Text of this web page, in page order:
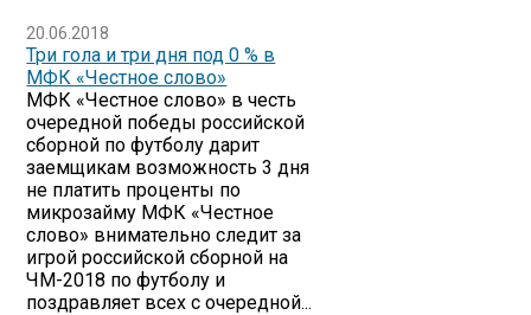
20.06.2018
Три гола и три дня под 0 % в
МФК «Честное слово»
МФК «Честное слово» в честь
очередной победы российской
сборной по футболу дарит
заемщикам возможность 3 дня
не платить проценты по
микрозайму МФК «Честное
слово» внимательно следит за
игрой российской сборной на
ЧМ-2018 по футболу и
поздравляет всех с очередной...